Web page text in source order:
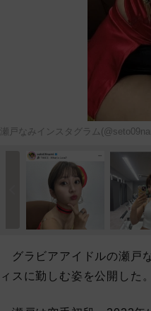
瀬戸なみインスタグラム
グラビアアイドルの瀬戸
ィスに勤しむ姿を公開した。